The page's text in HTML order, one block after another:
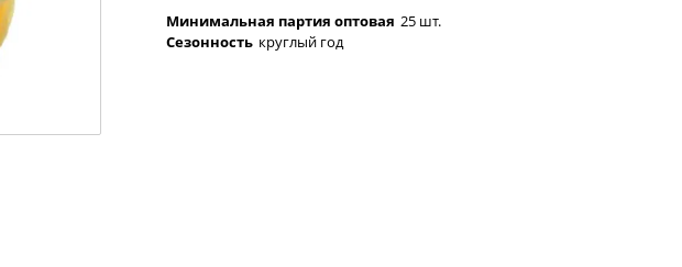
Минимальная партия оптовая 25 шт.
Сезонность круглый год